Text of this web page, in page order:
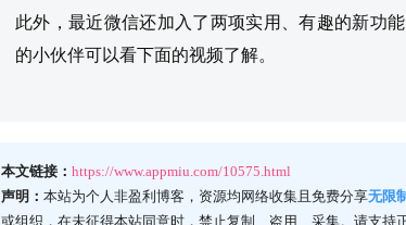
此外，最近微信还加入了两项实用、有趣的新功能
的小伙伴可以看下面的视频了解。
本文链接： https://www.appmiu.com/10575.html
声明： 本站为个人非盈利博客，资源均网络收集且免费分享无限制
或组织，在未征得本站同意时，禁止复制、盗用、采集。请支持